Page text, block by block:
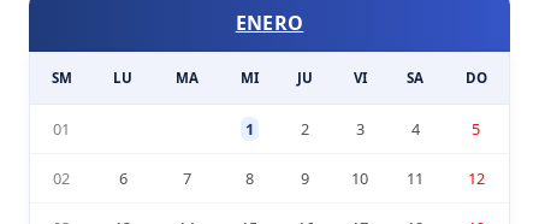
ENERO
SM LU MA MI JU VI SA DO
01 1 2 3 4 5
02 6 7 8 9 10 11 12